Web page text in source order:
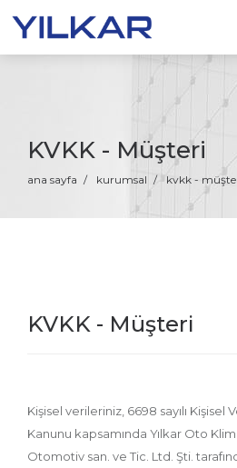
KVKK - Müşteri
ana sayfa / kurumsal / kvkk -
KVKK - Müşteri
Kişisel verileriniz, 6698 sayılı Kişisel
Kanunu kapsamında Yılkar Oto
Otomotiv san. ve Tic. Ltd. Şti.